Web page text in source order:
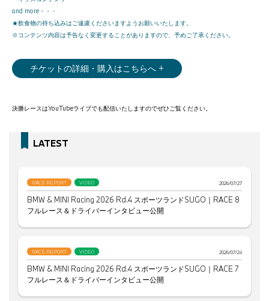
and more・・・
★飲食物の持ち込みはご遠慮くださいますようお願いいたします。
※コンテンツ内容は予告なく変更することがありますので、予めご了承ください。
チケットの詳細・購入はこちらへ +
決勝レースはYouTubeライブでも配信いたしますのでぜひご覧ください。
LATEST
RACE REPORT VIDEO 2026/07/27
BMW & MINI Racing 2026 Rd.4 スポーツランドSUGO｜RACE 8
フルレース＆ドライバーインタビュー公開
RACE REPORT VIDEO 2026/07/24
BMW & MINI Racing 2026 Rd.4 スポーツランドSUGO｜RACE 7
フルレース＆ドライバーインタビュー公開